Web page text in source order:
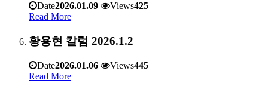
Date2026.01.09 Views425
Read More
황용현 칼럼 2026.1.2
Date2026.01.06 Views445
Read More